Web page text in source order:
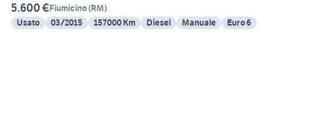
5.600 €Fiumicino(RM)
Usato
03/2015 157000 Km Diesel Manuale Euro 6